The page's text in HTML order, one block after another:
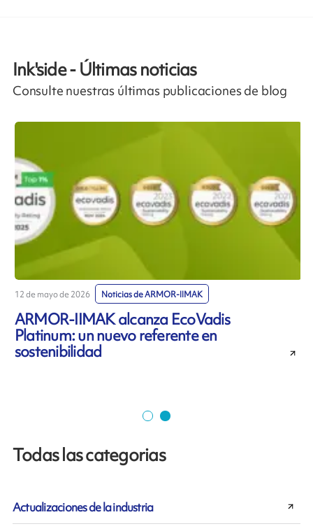
Ink'side - Últimas noticias
Consulte nuestras últimas publicaciones de blog
12 de mayo de 2026 Noticias de ARMOR-IIMAK
ARMOR-IIMAK alcanza EcoVadis
Platinum: un nuevo referente en
sostenibilidad
Todas las categorias
Actualizaciones de la industria